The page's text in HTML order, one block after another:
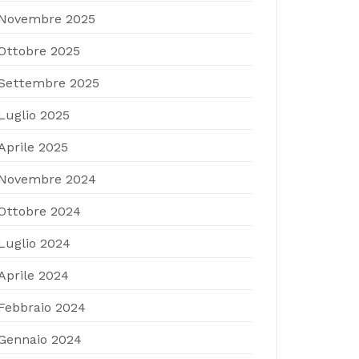
2025
2025
2025
2025
2025
2024
2024
2024
2024
2024
2024